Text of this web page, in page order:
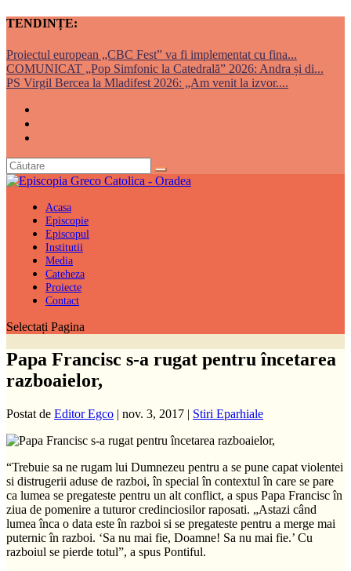
TENDINȚE:
Proiectul european „CBC Fest” va fi implementat cu fina...
COMUNICAT „Pop Simfonic la Catedrală” 2026: Andra și di...
PS Virgil Bercea la Mladifest 2026: „Am venit la izvor....
Acasa
Episcopie
Episcopul
Institutii
Media
Cateheza
Proiecte
Contact
Selectați Pagina
Papa Francisc s-a rugat pentru încetarea
razboaielor,
Postat de Editor Egco | nov. 3, 2017 | Stiri Eparhiale
“Trebuie sa ne rugam lui Dumnezeu pentru a se pune capat violentei
si distrugerii aduse de razboi, în special în contextul în care se pare
ca lumea se pregateste pentru un alt conflict, a spus Papa Francisc în
ziua de pomenire a tuturor credinciosilor raposati. „Astazi când
lumea înca o data este în razboi si se pregateste pentru a merge mai
puternic în razboi. ‘Sa nu mai fie, Doamne! Sa nu mai fie.’ Cu
razboiul se pierde totul”, a spus Pontiful.